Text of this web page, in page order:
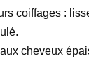
coiffages :
cheveux